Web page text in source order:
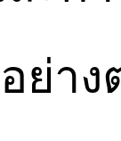
ย่าง